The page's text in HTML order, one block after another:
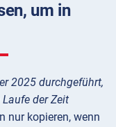
um in
2025 durchgeführt,
der Zeit
nur kopieren, wenn